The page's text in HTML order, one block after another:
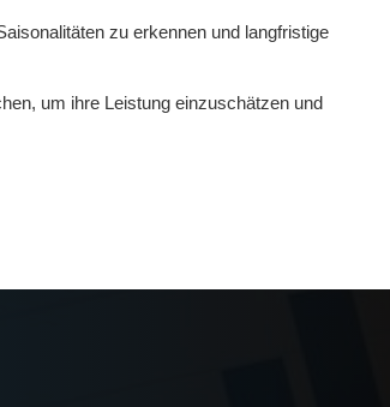
zu erkennen und langfristige
um ihre Leistung einzuschätzen und